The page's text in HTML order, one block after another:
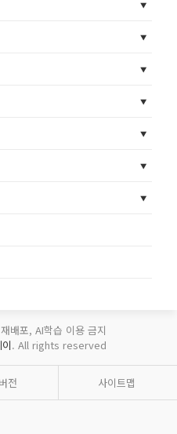
배포, AI학습 이용 금지
. All rights reserved
전 사이트맵